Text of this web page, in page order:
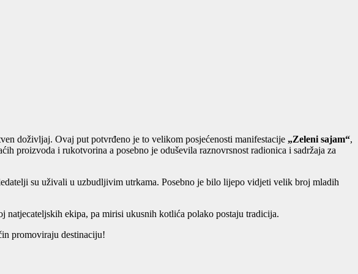
doživljaj. Ovaj put potvrđeno je to velikom posjećenosti manifestacije „Zeleni sajam“,
proizvoda i rukotvorina a posebno je oduševila raznovrsnost radionica i sadržaja za
su uživali u uzbudljivim utrkama. Posebno je bilo lijepo vidjeti velik broj mladih
ekipa, pa mirisi ukusnih kotlića polako postaju tradicija.
promoviraju destinaciju!